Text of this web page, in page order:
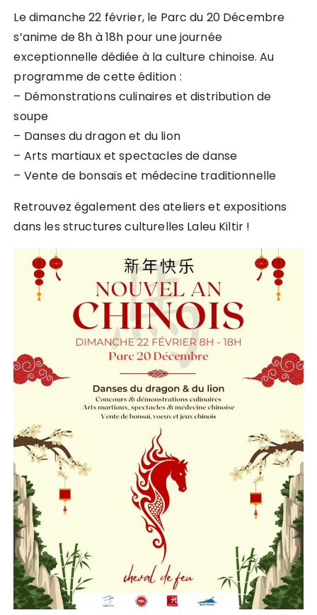
Le dimanche 22 février, le Parc du 20 Décembre
s’anime de 8h à 18h pour une journée
exceptionnelle dédiée à la culture chinoise. Au
programme de cette édition :
– Démonstrations culinaires et distribution de
soupe
– Danses du dragon et du lion
– Arts martiaux et spectacles de danse
– Vente de bonsaïs et médecine traditionnelle
Retrouvez également des ateliers et expositions
dans les structures culturelles Laleu Kiltir !